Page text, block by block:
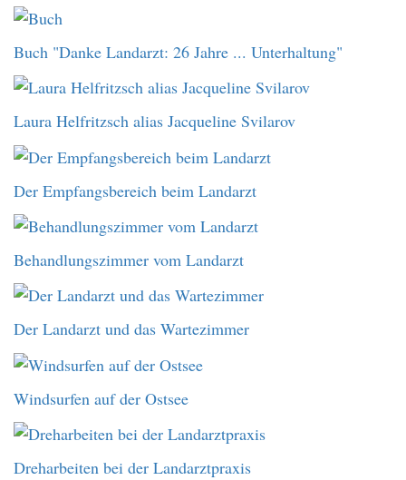
Buch "Danke Landarzt: 26 Jahre ... Unterhaltung"
Laura Helfritzsch alias Jacqueline Svilarov
Der Empfangsbereich beim Landarzt
Behandlungszimmer vom Landarzt
Der Landarzt und das Wartezimmer
Windsurfen auf der Ostsee
Dreharbeiten bei der Landarztpraxis